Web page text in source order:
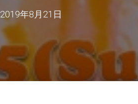
2019年8月21日